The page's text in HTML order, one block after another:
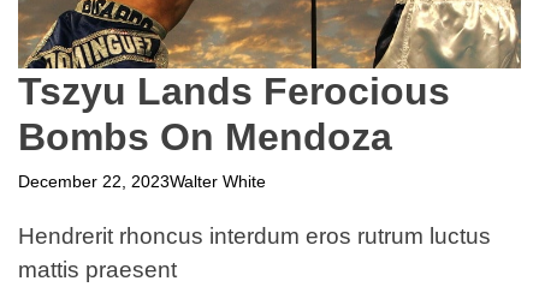
Tszyu Lands Ferocious
Bombs On Mendoza
December 22, 2023Walter White
Hendrerit rhoncus interdum eros rutrum luctus
mattis praesent